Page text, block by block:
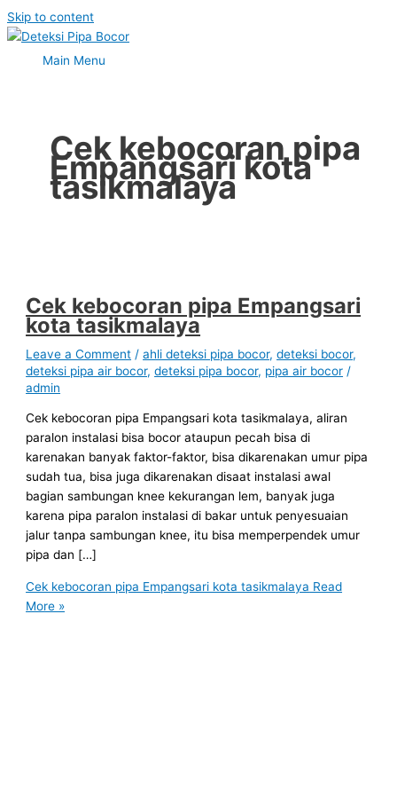
Skip to content
Main Menu
Cek kebocoran pipa
Empangsari kota
tasikmalaya
Cek kebocoran pipa Empangsari
kota tasikmalaya
Leave a Comment /ahli deteksi pipa bocor,deteksi bocor,
deteksi pipa air bocor,deteksi pipa bocor, pipa air bocor /
admin
Cek kebocoran pipa Empangsari kota tasikmalaya, aliran
paralon instalasi bisa bocor ataupun pecah bisa di
karenakan banyak faktor-faktor, bisa dikarenakan umur pipa
sudah tua, bisa juga dikarenakan disaat instalasi awal
bagian sambungan knee kekurangan lem, banyak juga
karena pipa paralon instalasi di bakar untuk penyesuaian
jalur tanpa sambungan knee, itu bisa memperpendek umur
pipa dan […]
Cek kebocoran pipa Empangsari kota tasikmalaya Read
More »